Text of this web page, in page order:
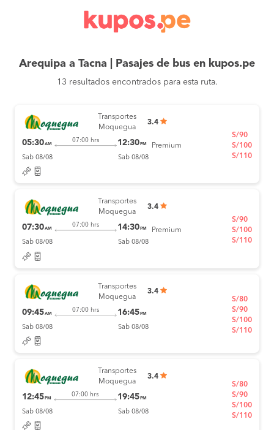
Arequipa a Tacna | Pasajes de bus en kupos.pe
13 resultados encontrados para esta ruta.
Transportes
Moquegua
3.4
05:30AM
07:00 hrs 12:30 PM
Sab 08/08 Sab 08/08
Premium
S/90
S/100
S/110
Transportes
Moquegua
3.4
07:30AM
07:00 hrs 14:30 PM
Sab 08/08 Sab 08/08
Premium
S/90
S/100
S/110
Transportes
Moquegua
3.4
09:45AM
07:00 hrs 16:45 PM
Sab 08/08 Sab 08/08
S/80
S/90
S/100
S/110
Transportes
Moquegua
3.4
12:45 PM
07:00 hrs 19:45 PM
Sab 08/08 Sab 08/08
S/80
S/90
S/100
S/110